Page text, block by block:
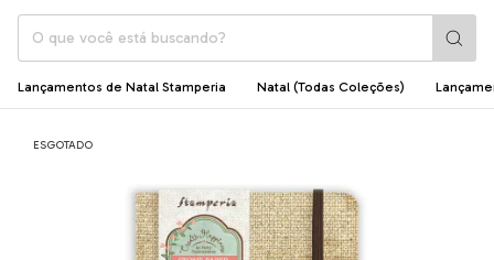
Lançamentos de Natal Stamperia Natal (Todas Coleções)
ESGOTADO